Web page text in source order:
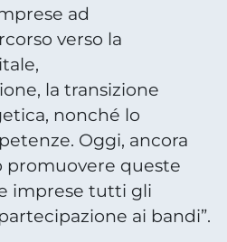
ad
verso la
la transizione
nonché lo
Oggi, ancora
promuovere queste
imprese tutti gli
ai bandi”.